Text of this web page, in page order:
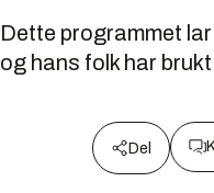
Dette programmet
og hans folk har
Del